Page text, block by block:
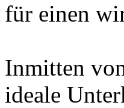
für einen
Inmitten
ideale